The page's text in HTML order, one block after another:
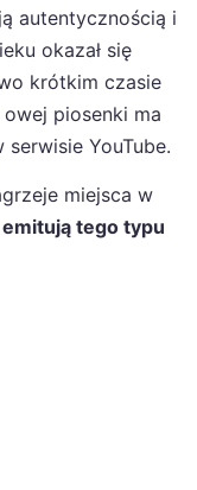
autentycznością i
okazał się
krótkim czasie
piosenki ma
YouTube.
miejsca w
tego typu